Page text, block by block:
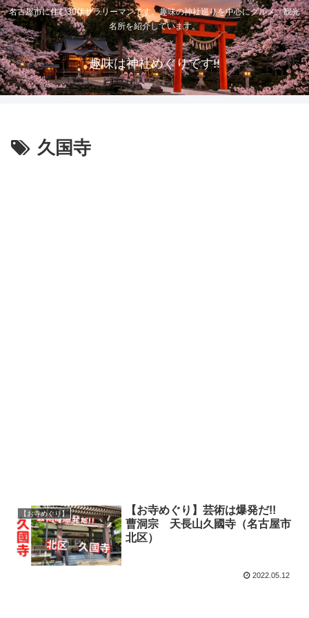
名古屋市に住む30代サラリーマンです。趣味の神社巡りを中心にグルメ、観光
名所を紹介しています。
趣味は神社めぐりです!!
久国寺
【お寺めぐり】
【お寺めぐり】芸術は爆発だ!!
曹洞宗 天長山久國寺（名古屋市
北区）
2022.05.12